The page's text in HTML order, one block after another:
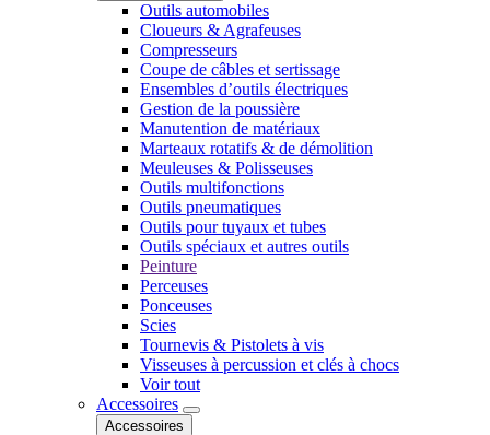
Outils automobiles
Cloueurs & Agrafeuses
Compresseurs
Coupe de câbles et sertissage
Ensembles d’outils électriques
Gestion de la poussière
Manutention de matériaux
Marteaux rotatifs & de démolition
Meuleuses & Polisseuses
Outils multifonctions
Outils pneumatiques
Outils pour tuyaux et tubes
Outils spéciaux et autres outils
Peinture
Perceuses
Ponceuses
Scies
Tournevis & Pistolets à vis
Visseuses à percussion et clés à chocs
Voir tout
Accessoires
Accessoires